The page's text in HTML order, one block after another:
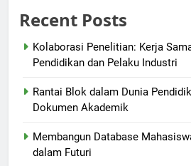
Recent Posts
Kolaborasi Penelitian: Kerja
Pendidikan dan Pelaku Industri
Rantai Blok dalam Dunia
Dokumen Akademik
Membangun Database
dalam Futuri